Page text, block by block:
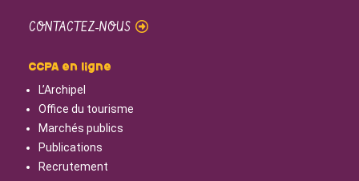
CONTACTEZ-NOUS
CCPA en ligne
L’Archipel
Office du tourisme
Marchés publics
Publications
Recrutement